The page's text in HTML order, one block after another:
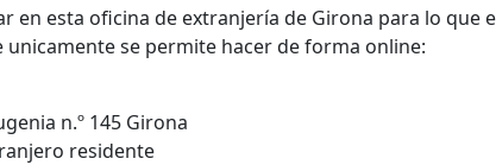
en esta oficina de extranjería de Girona para lo que
se permite hacer de forma online:
n.º 145 Girona
residente